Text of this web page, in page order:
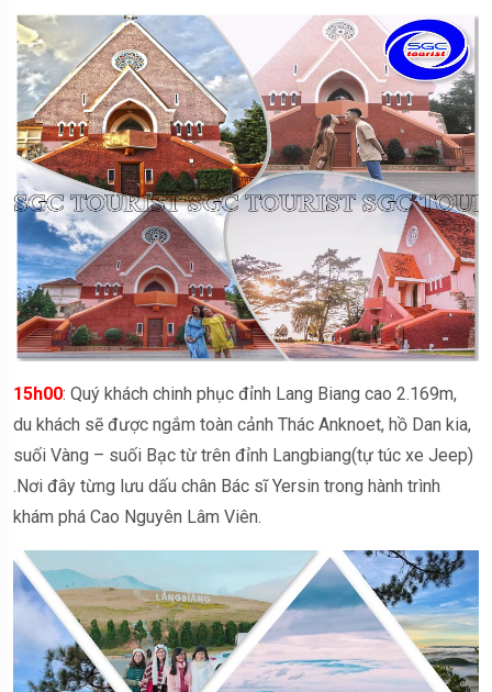
15h00: Quý khách chinh phục đỉnh Lang Biang cao 2.169m,
du khách sẽ được ngắm toàn cảnh Thác Anknoet, hồ Dan kia,
suối Vàng – suối Bạc từ trên đỉnh Langbiang(tự túc xe Jeep)
.Nơi đây từng lưu dấu chân Bác sĩ Yersin trong hành trình
khám phá Cao Nguyên Lâm Viên.